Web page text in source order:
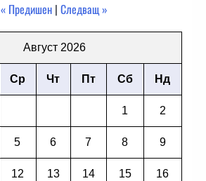
« Предишен |Следващ »
Август 2026
Ср Чт Пт Сб Нд
1 2
5 6 7 8 9
12 13 14 15 16